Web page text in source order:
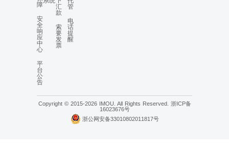
障
安
全
响
应
中
心
平
台
公
告
汇
款
索
要
发
票
管
电
话
提
醒
Copyright © 2015-2026 IMOU. All Rights Reserved. 浙ICP备
16023676号
浙公网安备33010802011817号